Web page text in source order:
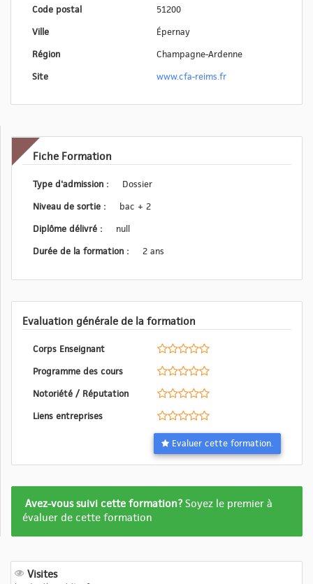
Code postal
51200
Ville
Épernay
Région
Champagne-Ardenne
Site
www.cfa-reims.fr
Fiche Formation
Type d'admission :
Dossier
Niveau de sortie :
bac + 2
Diplôme délivré :
null
Durée de la formation :
2 ans
Evaluation générale de la formation
Corps Enseignant
Programme des cours
Notoriété / Réputation
Liens entreprises
Evaluer cette formation.
Formation
pas
Avez-vous suivi cette formation?Soyez le premier à
évaluer de cette formation
Visites